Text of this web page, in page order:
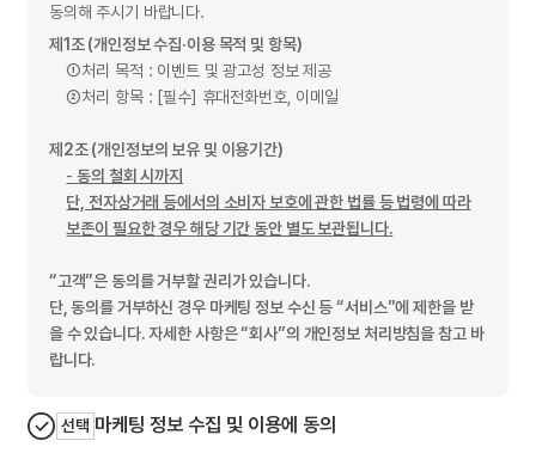
동의해 주시기 바랍니다.
제1조 (개인정보 수집·이용 목적 및 항목)
①처리 목적 : 이벤트 및 광고성 정보 제공
②처리 항목 : [필수] 휴대전화번호, 이메일
제2조 (개인정보의 보유 및 이용기간)
- 동의 철회 시까지
단, 전자상거래 등에서의 소비자 보호에 관한 법률 등 법령에 따라
보존이 필요한 경우 해당 기간 동안 별도 보관됩니다.
“고객”은 동의를 거부할 권리가 있습니다.
단, 동의를 거부하신 경우 마케팅 정보 수신 등 “서비스”에 제한을 받
을 수 있습니다. 자세한 사항은 “회사”의 개인정보 처리방침을 참고 바
랍니다.
선택 마케팅 정보 수집 및 이용에 동의